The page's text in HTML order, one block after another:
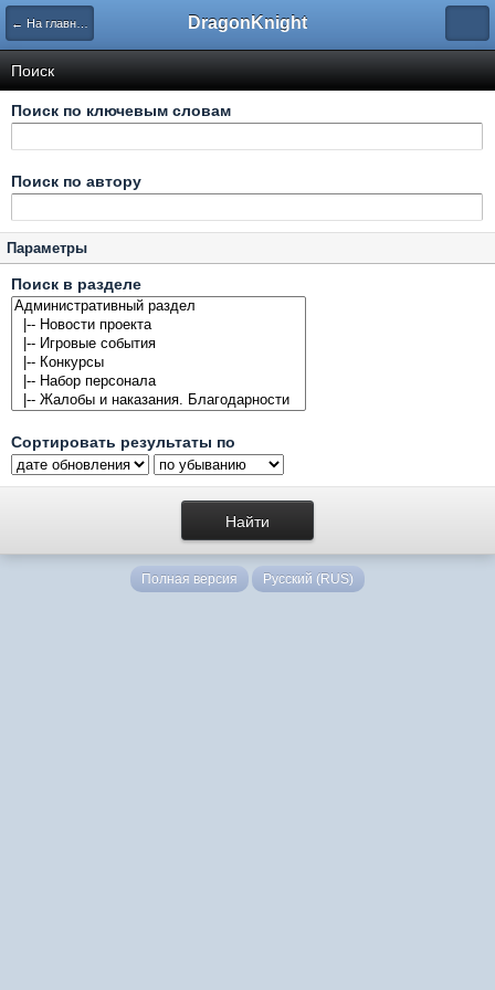
← На главную DragonKnight
Поиск
Поиск по ключевым словам
Поиск по автору
Параметры
Поиск в разделе
Сортировать результаты по
Полная версия Русский (RUS)